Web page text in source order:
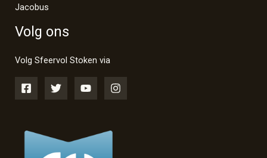
Jacobus
Volg ons
Volg Sfeervol Stoken via